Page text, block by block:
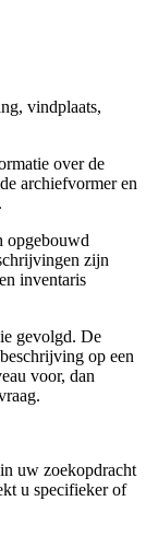
vindplaats,
over de
archiefvormer en
opgebouwd
zijn
inventaris
gevolgd. De
op een
voor, dan
uw zoekopdracht
u specifieker of